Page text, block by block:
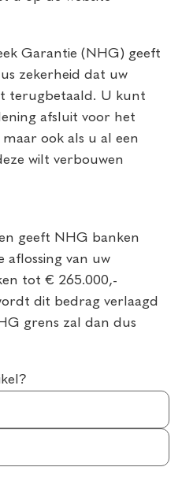
Garantie (NHG) geeft
zekerheid dat uw
terugbetaald. U kunt
afsluit voor het
ook als u al een
wilt verbouwen
geeft NHG banken
aflossing van uw
tot € 265.000,-
dit bedrag verlaagd
grens zal dan dus